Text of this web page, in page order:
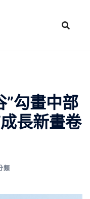
”勾畫中部
長新畫卷
類